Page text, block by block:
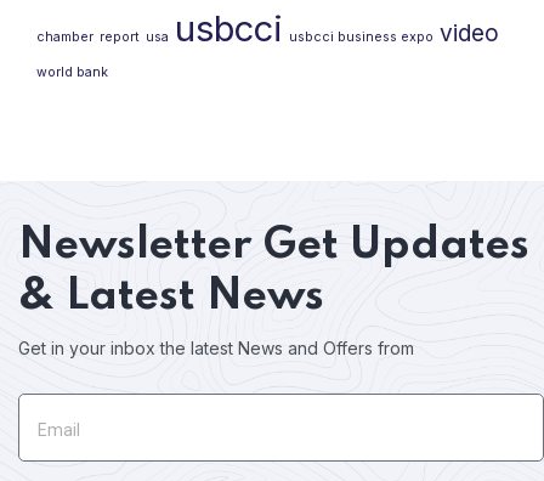
chamber report usa usbcci usbcci business expo video
world bank
Newsletter Get Updates
& Latest News
Get in your inbox the latest News and Offers from